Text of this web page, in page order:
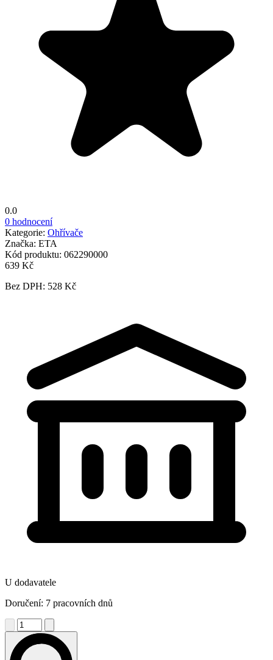
0.0
0 hodnocení
Kategorie: Ohřívače
Značka: ETA
Kód produktu: 062290000
639 Kč
Bez DPH: 528 Kč
U dodavatele
Doručení: 7 pracovních dnů